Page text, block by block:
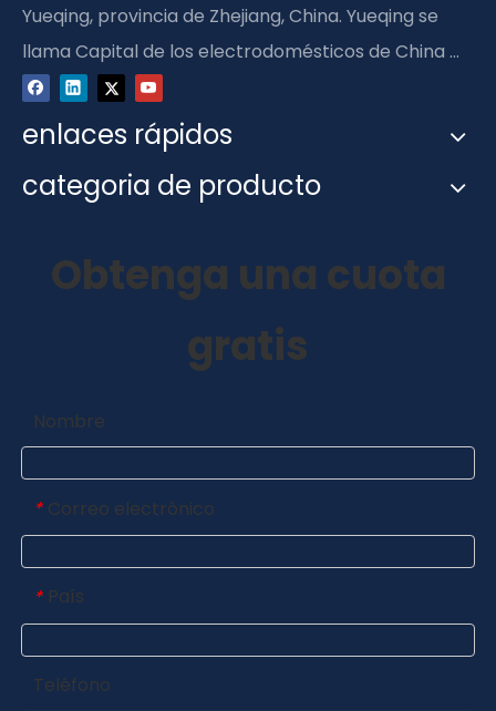
Yueqing, provincia de Zhejiang, China. Yueqing se
llama Capital de los electrodomésticos de China ...
enlaces rápidos
categoria de producto
Obtenga una cuota
gratis
Nombre
* Correo electrónico
* País
Teléfono